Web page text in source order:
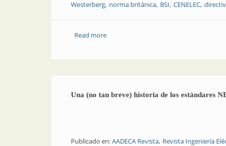
Westerberg norma británica BSI CENELEC
Read moreabout Una (no tan breve) historia de los
Una (no tan breve) historia de los estándares
Publicado en:AADECA Revista Revista Ingeniería